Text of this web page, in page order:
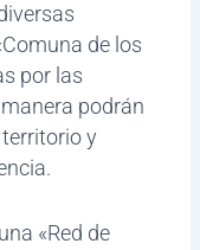
de los
por las
podrán
y
«Red de